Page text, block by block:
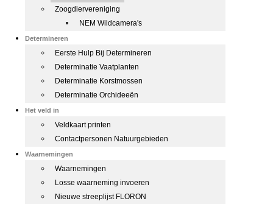
Zoogdiervereniging
NEM Wildcamera's
Determineren
Eerste Hulp Bij Determineren
Determinatie Vaatplanten
Determinatie Korstmossen
Determinatie Orchideeën
Het veld in
Veldkaart printen
Contactpersonen Natuurgebieden
Waarnemingen
Waarnemingen
Losse waarneming invoeren
Nieuwe streeplijst FLORON